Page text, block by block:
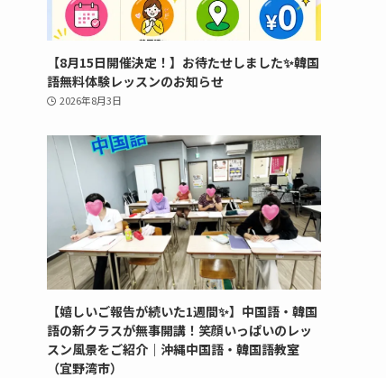
【8月15日開催決定！】お待たせしました✨韓国
語無料体験レッスンのお知らせ
2026年8月3日
【嬉しいご報告が続いた1週間✨】中国語・韓国
語の新クラスが無事開講！笑顔いっぱいのレッ
スン風景をご紹介｜沖縄中国語・韓国語教室
（宜野湾市）